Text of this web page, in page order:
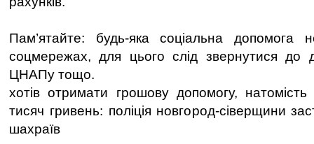
Пам’ятайте: будь-яка соціальна
соцмережах, для цього слід звернутися до
ЦНАПу тощо.
хотів отримати грошову допомогу,
тисяч гривень: поліція новгород-сіверщини
шахраїв